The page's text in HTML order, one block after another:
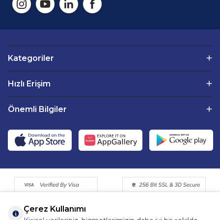
Sirkencübin: Sirkencübin
içecektir. Elma sirkesi, vücuttaki asidik dengenin
inflamatuar ve bağışıklık artırıcı özelliklere sahiptir. Bu
içecek, bağışıklık sistemini desteklerken, sindirim sürecini
de kolaylaştırır. Sirkencübinin içeriğindeki probiyotikler,
sindirim sistemindeki faydalı bakterileri artırarak bağırsak
florasının dengesini sağlar.
Kombucha:
edilmesiyle elde edilen probiyotik bir içecektir.
Kombucha
yaratarak, bağırsaklardaki sağlıklı bakterilerin
desteklenmesinin yanı sıra, kombucha aynı zamanda
vücutta bulunan toksinleri temizler ve enerji seviyelerini
artırır. İçeriğindeki B vitaminleri, probiyotikler ve organik
nedenlepancar kvass
, bağışıklık sistemini güçlendirir,
kvass ayrıca vücudun detoksifikasyon süreçlerine
yardımcı olur ve bağışıklık sisteminin doğal savunmalarını
Kategoriler
Hızlı Erişim
Önemli Bilgiler
Çerez Kullanımı